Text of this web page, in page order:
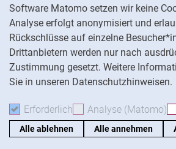
Software Matomo setzen wir keine
Analyse erfolgt anonymisiert und
Rückschlüsse auf einzelne
Drittanbietern werden nur nach
Zustimmung gesetzt. Weitere
Sie in unseren Datenschutzhinweisen.
Erforderlich Erforderliche Cookies
Analyse (Matomo)
Alle ablehnen Alle annehmen
Datenschutz
Barrierefreiheit
Transparenter KI-Einsatz
Impressum